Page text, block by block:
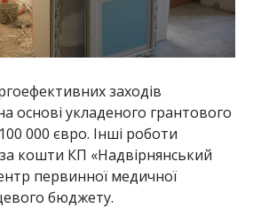
заходів
основі укладеного грантового
000 євро. Інші роботи
кошти КП «Надвірнянський
первинної медичної
бюджету.